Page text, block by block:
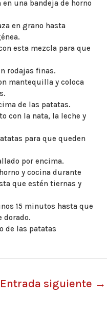
una bandeja de horno
en grano hasta
esta mezcla para que
rodajas finas.
mantequilla y coloca
de las patatas.
con la nata, la leche y
para que queden
por encima.
y cocina durante
que estén tiernas y
15 minutos hasta que
dorado.
de las patatas
Entrada siguiente →